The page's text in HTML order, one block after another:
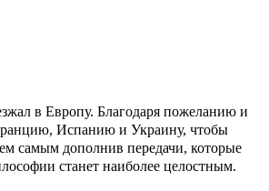
в Европу. Благодаря пожеланию и
Испанию и Украину, чтобы
самым дополнив передачи, которые
станет наиболее целостным.